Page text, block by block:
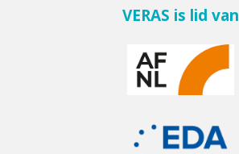
VERAS is lid van